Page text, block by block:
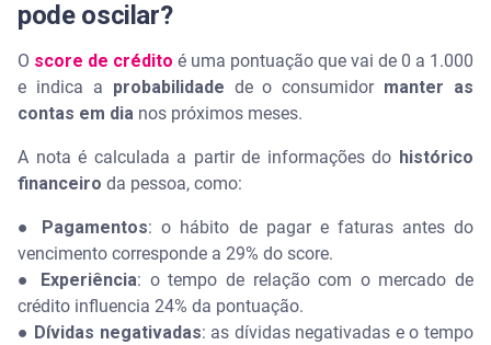
Movimentar Pix aumenta score?
pode oscilar?
O score de crédito é uma pontuação que vai de 0 a 1.000
e indica a probabilidade de o consumidor manter as
contas em dia nos próximos meses.
A nota é calculada a partir de informações do histórico
financeiro da pessoa, como:
● Pagamentos: o hábito de pagar e faturas antes do
vencimento corresponde a 29% do score.
● Experiência: o tempo de relação com o mercado de
crédito influencia 24% da pontuação.
● Dívidas negativadas: as dívidas negativadas e o tempo